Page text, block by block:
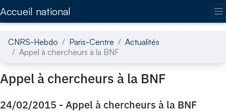
Accueil national
CNRS-Hebdo Paris-Centre
Actualités
Appel à chercheurs à la BNF
Appel à chercheurs à la BNF
24/02/2015 - Appel à chercheurs à la BNF